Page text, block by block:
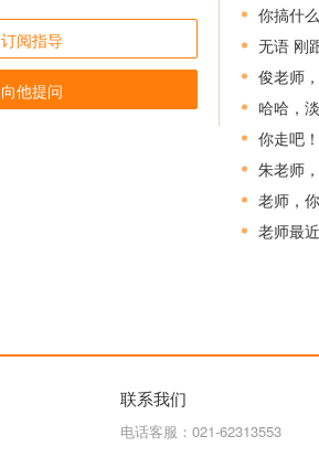
订阅指导
向他提问
你搞什
无语 刚
俊老师
哈哈，
你走吧！
朱老师
老师，
老师最
联系我们
电话客服：021-62313553